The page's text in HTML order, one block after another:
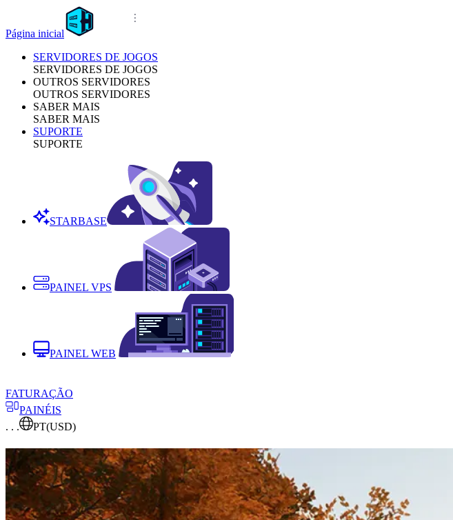
Página inicial
SERVIDORES DE JOGOS
SERVIDORES DE JOGOS
OUTROS SERVIDORES
OUTROS SERVIDORES
SABER MAIS
SABER MAIS
SUPORTE
SUPORTE
STARBASE
PAINEL VPS
PAINEL WEB
FATURAÇÃO
PAINÉIS
. . .
PT(USD)